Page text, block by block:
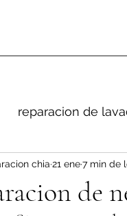
reparacion de
de
chia 21 ene 7 min de